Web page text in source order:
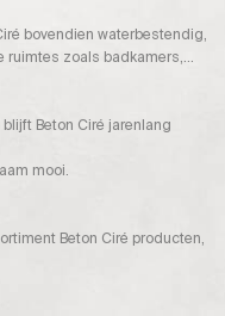
bovendien waterbestendig,
ruimtes zoals badkamers,
Beton Ciré jarenlang
mooi.
Beton Ciré producten,